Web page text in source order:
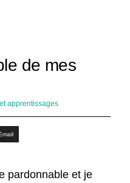
de mes
apprentissages
pardonnable et je